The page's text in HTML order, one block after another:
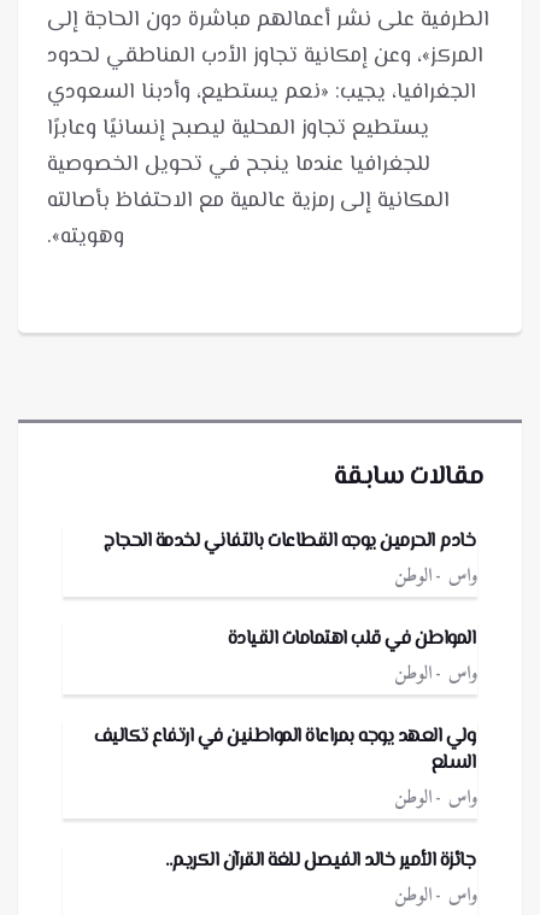
مقالات سابقة
خادم الحرمين يوجه القطاعات بالتفاني لخدمة الحجاج
واس الوطن
المواطن في قلب اهتمامات القيادة
واس الوطن
ولي العهد يوجه بمراعاة المواطنين في ارتفاع تكاليف
السلع
واس الوطن
جائزة الأمير خالد الفيصل للغة القرآن الكريم..
واس الوطن